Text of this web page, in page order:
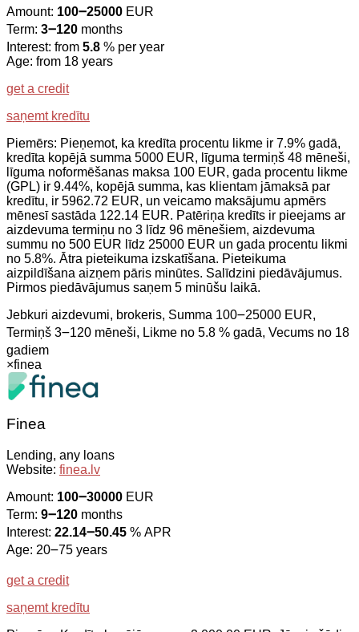
Amount: 100౼25000 EUR
Term: 3౼120 months
Interest: from 5.8 % per year
Age: from 18 years
get a credit
saņemt kredītu
Piemērs: Pieņemot, ka kredīta procentu likme ir 7.9% gadā,
kredīta kopējā summa 5000 EUR, līguma termiņš 48 mēneši,
līguma noformēšanas maksa 100 EUR, gada procentu likme
(GPL) ir 9.44%, kopējā summa, kas klientam jāmaksā par
kredītu, ir 5962.72 EUR, un veicamo maksājumu apmērs
mēnesī sastāda 122.14 EUR. Patēriņa kredīts ir pieejams ar
aizdevuma termiņu no 3 līdz 96 mēnešiem, aizdevuma
summu no 500 EUR līdz 25000 EUR un gada procentu likmi
no 5.8%. Ātra pieteikuma izskatīšana. Pieteikuma
aizpildīšana aizņem pāris minūtes. Salīdzini piedāvājumus.
Pirmos piedāvājumus saņem 5 minūšu laikā.
Jebkuri aizdevumi, brokeris, Summa 100౼25000 EUR,
Termiņš 3౼120 mēneši, Likme no 5.8 % gadā, Vecums no 18
gadiem
×finea
Finea
Lending, any loans
Website: finea.lv
Amount: 100౼30000 EUR
Term: 9౼120 months
Interest: 22.14౼50.45 % APR
Age: 20౼75 years
get a credit
saņemt kredītu